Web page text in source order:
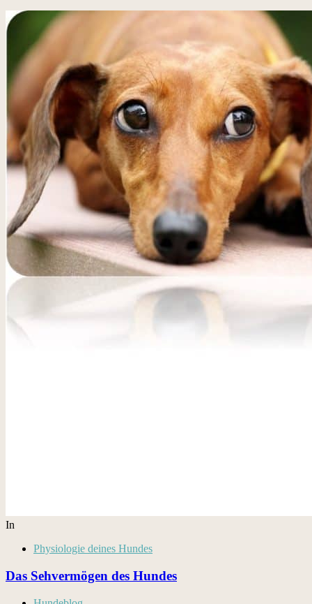
In
Physiologie deines Hundes
Das Sehvermögen des Hundes